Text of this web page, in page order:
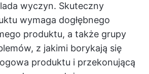
wyczyn. Skuteczny
wymaga dogłębnego
produktu, a także grupy
z jakimi borykają się
produktu i przekonującą